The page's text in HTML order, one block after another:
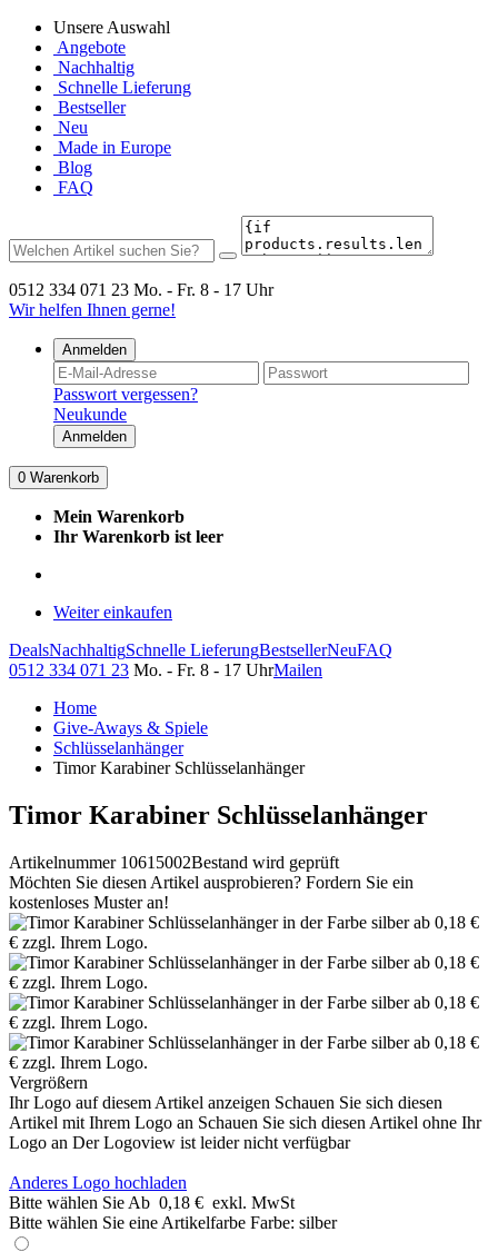
Unsere Auswahl
Angebote
Nachhaltig
Schnelle Lieferung
Bestseller
Neu
Made in Europe
Blog
FAQ
0512 334 071 23 Mo. - Fr. 8 - 17 Uhr
Wir helfen Ihnen gerne!
Anmelden
Passwort vergessen?
Neukunde
Anmelden
0 Warenkorb
Mein Warenkorb
Ihr Warenkorb ist leer
Weiter einkaufen
DealsNachhaltigSchnelle LieferungBestsellerNeuFAQ
0512 334 071 23 Mo. - Fr. 8 - 17 UhrMailen
Home
Give-Aways & Spiele
Schlüsselanhänger
Timor Karabiner Schlüsselanhänger
Timor Karabiner Schlüsselanhänger
Artikelnummer 10615002Bestand wird geprüft
Möchten Sie diesen Artikel ausprobieren? Fordern Sie ein
kostenloses Muster an!
Vergrößern
Ihr Logo auf diesem Artikel anzeigen Schauen Sie sich diesen
Artikel mit Ihrem Logo an Schauen Sie sich diesen Artikel ohne Ihr
Logo an Der Logoview ist leider nicht verfügbar
Anderes Logo hochladen
Bitte wählen Sie Ab 0,18 € exkl. MwSt
Bitte wählen Sie eine Artikelfarbe Farbe: silber